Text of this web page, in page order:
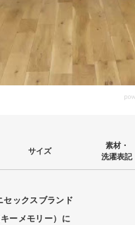
サイズ
素材・
洗濯表記
セックスブランド
ーメモリー）に